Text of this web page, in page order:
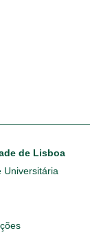
de Lisboa
Universitária